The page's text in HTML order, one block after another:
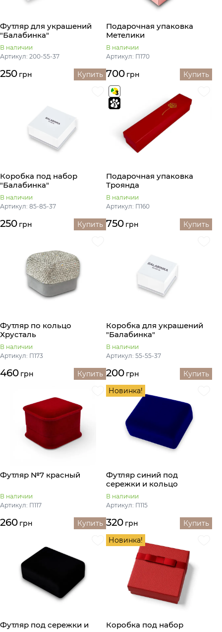
Футляр для украшений
"Балабинка"
В наличии
Артикул: 200-55-37
250 грн Купить
Подарочная упаковка
Метелики
В наличии
Артикул: П170
700 грн Купить
Коробка под набор
"Балабинка"
В наличии
Артикул: 85-85-37
250 грн Купить
Подарочная упаковка
Троянда
В наличии
Артикул: П160
750 грн Купить
Футляр по кольцо
Хрусталь
В наличии
Артикул: П173
460 грн Купить
Коробка для украшений
"Балабинка"
В наличии
Артикул: 55-55-37
200 грн Купить
Футляр №7 красный
В наличии
Артикул: П117
260 грн Купить
Новинка!
Футляр синий под
сережки и кольцо
В наличии
Артикул: П115
320 грн Купить
Футляр под сережки и
Новинка!
Коробка под набор